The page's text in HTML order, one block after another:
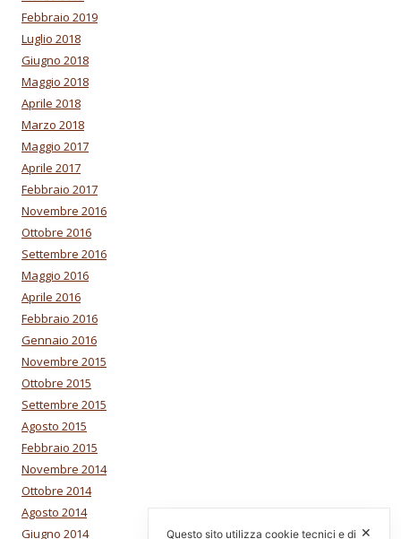
Febbraio 2019
Luglio 2018
Giugno 2018
Maggio 2018
Aprile 2018
Marzo 2018
Maggio 2017
Aprile 2017
Febbraio 2017
Novembre 2016
Ottobre 2016
Settembre 2016
Maggio 2016
Aprile 2016
Febbraio 2016
Gennaio 2016
Novembre 2015
Ottobre 2015
Settembre 2015
Agosto 2015
Febbraio 2015
Novembre 2014
Ottobre 2014
Agosto 2014
Giugno 2014
✕
Questo sito utilizza cookie tecnici e di